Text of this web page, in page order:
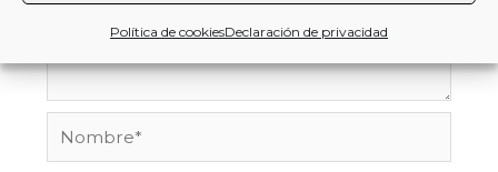
Política de cookiesDeclaración de privacidad
Nombre*